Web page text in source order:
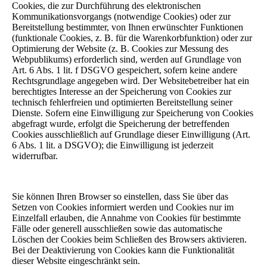
Cookies, die zur Durchführung des elektronischen
Kommunikationsvorgangs (notwendige Cookies) oder zur
Bereitstellung bestimmter, von Ihnen erwünschter Funktionen
(funktionale Cookies, z. B. für die Warenkorbfunktion) oder zur
Optimierung der Website (z. B. Cookies zur Messung des
Webpublikums) erforderlich sind, werden auf Grundlage von
Art. 6 Abs. 1 lit. f DSGVO gespeichert, sofern keine andere
Rechtsgrundlage angegeben wird. Der Websitebetreiber hat ein
berechtigtes Interesse an der Speicherung von Cookies zur
technisch fehlerfreien und optimierten Bereitstellung seiner
Dienste. Sofern eine Einwilligung zur Speicherung von Cookies
abgefragt wurde, erfolgt die Speicherung der betreffenden
Cookies ausschließlich auf Grundlage dieser Einwilligung (Art.
6 Abs. 1 lit. a DSGVO); die Einwilligung ist jederzeit
widerrufbar.
Sie können Ihren Browser so einstellen, dass Sie über das
Setzen von Cookies informiert werden und Cookies nur im
Einzelfall erlauben, die Annahme von Cookies für bestimmte
Fälle oder generell ausschließen sowie das automatische
Löschen der Cookies beim Schließen des Browsers aktivieren.
Bei der Deaktivierung von Cookies kann die Funktionalität
dieser Website eingeschränkt sein.